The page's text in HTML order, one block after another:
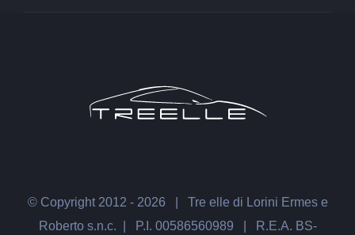
© Copyright 2012 - 2026 | Tre elle di Lorini Ermes e
Roberto s.n.c. | P.I. 00586560989 | R.E.A. BS-